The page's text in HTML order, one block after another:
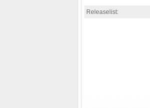
Releaselist: